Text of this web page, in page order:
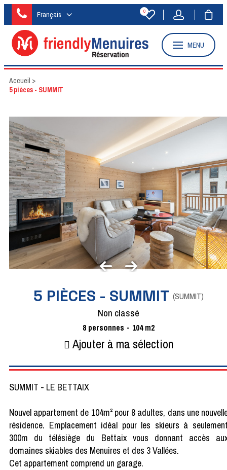
Français 0
MENU
Accueil >
5 pièces - SUMMIT
5 PIÈCES - SUMMIT (SUMMIT)
Non classé
8 personnes 104 m2
Ajouter à ma sélection
SUMMIT - LE BETTAIX
Nouvel appartement de 104m² pour 8 adultes, dans une
résidence. Emplacement idéal pour les skieurs à
300m du télésiège du Bettaix vous donnant accès
domaines skiables des Menuires et des 3 Vallées.
Cet appartement comprend un garage.